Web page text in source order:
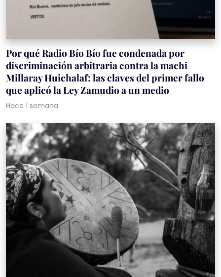
Por qué Radio Bío Bío fue condenada por
discriminación arbitraria contra la machi
Millaray Huichalaf: las claves del primer fallo
que aplicó la Ley Zamudio a un medio
Hace 1 semana